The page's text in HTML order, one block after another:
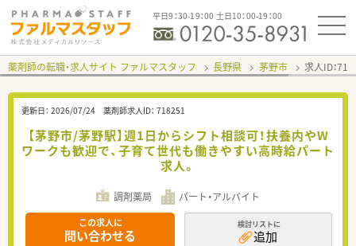
平日9：30-19：00 土日10：00-19：00
薬剤師の転職・求人サイト ファルマスタッフ 長野県 茅野市 求人ID：
更新日： 2026/07/24 薬剤師求人ID： 718251
【茅野市/茅野駅】週1日からシフト相談可！扶養内やW
ワークも歓迎で、子育て世代も働きやすい高時給パート
求人。
調剤薬局 パート・アルバイト
この求人に
問い合わせる
検討リストに
追加